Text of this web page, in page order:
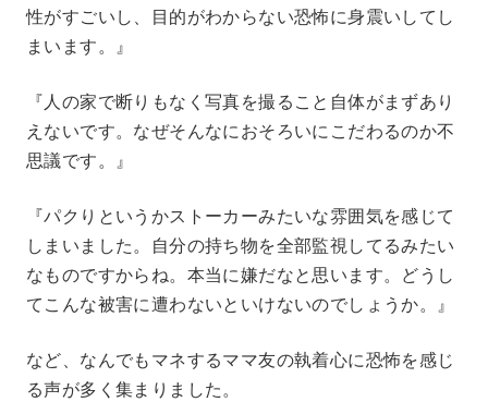
性がすごいし、目的がわからない恐怖に身震いしてし
まいます。』
『人の家で断りもなく写真を撮ること自体がまずあり
えないです。なぜそんなにおそろいにこだわるのか不
思議です。』
『パクりというかストーカーみたいな雰囲気を感じて
しまいました。自分の持ち物を全部監視してるみたい
なものですからね。本当に嫌だなと思います。どうし
てこんな被害に遭わないといけないのでしょうか。』
など、なんでもマネするママ友の執着心に恐怖を感じ
る声が多く集まりました。